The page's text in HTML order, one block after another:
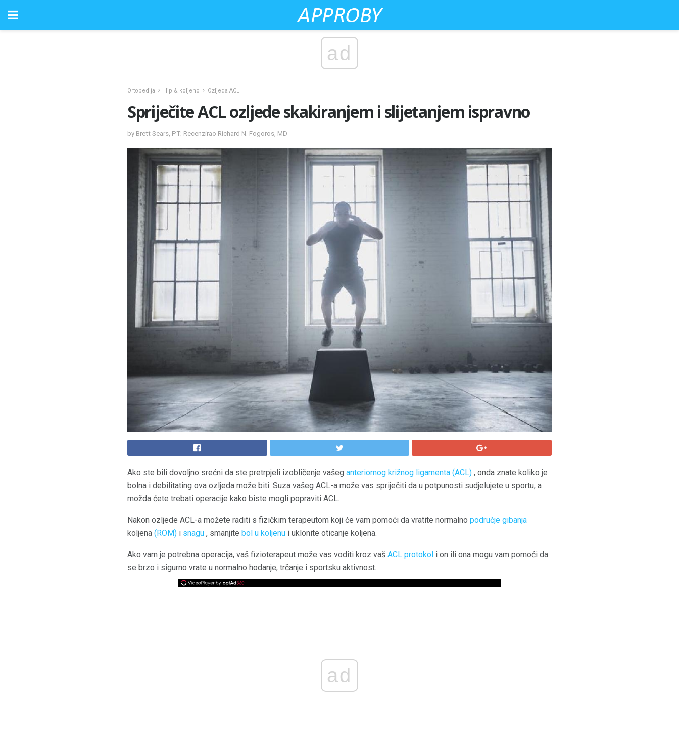
ad
Ortopedija Hip & koljeno Ozljeda ACL
Spriječite ACL ozljede skakiranjem i slijetanjem ispravno
by Brett Sears, PT; Recenzirao Richard N. Fogoros, MD
Ako ste bili dovoljno srećni da ste pretrpjeli izobličenje vašeg anteriornog križnog ligamenta (ACL) , onda znate koliko je
bolna i debilitating ova ozljeda može biti. Suza vašeg ACL-a može vas spriječiti da u potpunosti sudjelujete u sportu, a
možda ćete trebati operacije kako biste mogli popraviti ACL.
Nakon ozljede ACL-a možete raditi s fizičkim terapeutom koji će vam pomoći da vratite normalno područje gibanja
koljena (ROM) i snagu , smanjite bol u koljenu i uklonite oticanje koljena.
Ako vam je potrebna operacija, vaš fizioterapeut može vas voditi kroz vaš ACL protokol i on ili ona mogu vam pomoći da
se brzo i sigurno vrate u normalno hodanje, trčanje i sportsku aktivnost.
ad